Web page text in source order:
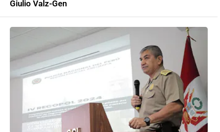
Giulio Valz-Gen